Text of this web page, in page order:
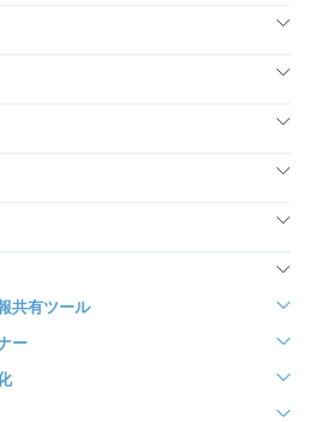
共有ツール
ー